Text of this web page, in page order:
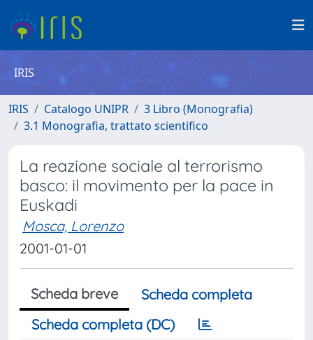
IRIS
IRIS Catalogo UNIPR
3 Libro (Monografia)
3.1 Monografia, trattato scientifico
La reazione sociale al terrorismo
basco: il movimento per la pace in
Euskadi
Mosca, Lorenzo
2001-01-01
Scheda breve
Scheda completa
Scheda completa (DC)